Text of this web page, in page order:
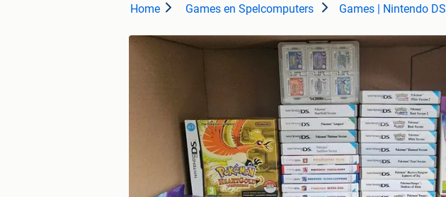
Home Games en Spelcomputers Games | Nintendo DS